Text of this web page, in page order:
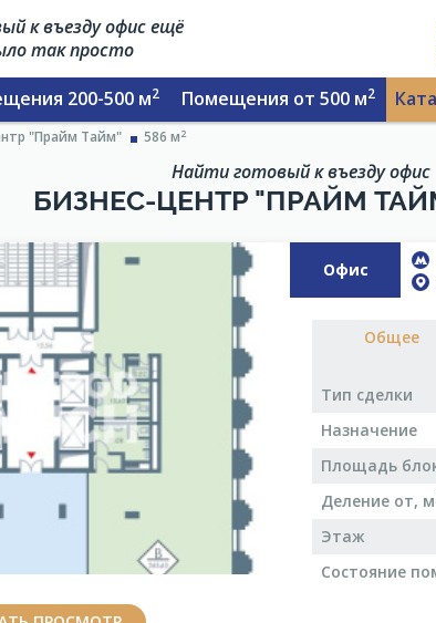
к въезду офис ещё
так просто
200-500 м2 Помещения от 500 м2
"Прайм Тайм" 586 м2
Найти готовый к въезду офис
БИЗНЕС-ЦЕНТР "ПРАЙМ
Офис
Общее
Тип сделки
Назначение
Площадь
Деление от, м
Этаж
Состояние